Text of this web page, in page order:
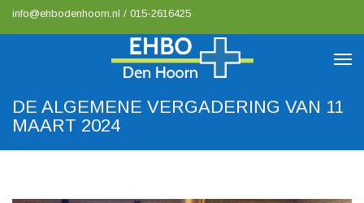
info@ehbodenhoorn.nl / 015-2616425
DE ALGEMENE VERGADERING VAN 11
MAART 2024